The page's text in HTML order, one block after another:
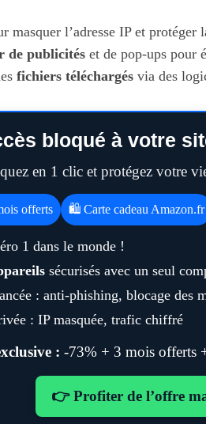
masquer l’adresse IP et protéger
de publicités et de pop-ups pour
fichiers téléchargés via des
bloqué à votre
en 1 clic et protégez votre
offerts 🛍️ Carte cadeau Amazon.fr
1 dans le monde !
sécurisés avec un seul
: anti-phishing, blocage des
: IP masquée, trafic chiffré
: -73% + 3 mois offerts
👉 Profiter de l’offre